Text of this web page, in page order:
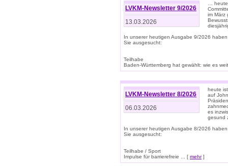
LVKM-Newsletter 9/2026
13.03.2026
…
im März
In unserer heutigen Ausgabe 9/2026
Sie ausgesucht:
Teilhabe
Baden-Württemberg hat gewählt: wie es
LVKM-Newsletter 8/2026
06.03.2026
heute
auf
es
gesund
In unserer heutigen Ausgabe 8/2026
Sie ausgesucht:
Teilhabe / Sport
Impulse für barrierefreie ... [ mehr]